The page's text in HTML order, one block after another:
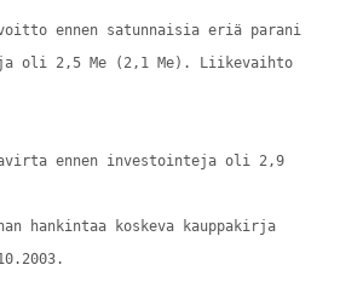
ennen satunnaisia eriä parani
ja oli 2,5 Me (2,1 Me). Liikevaihto
ennen investointeja oli 2,9
hankintaa koskeva kauppakirja